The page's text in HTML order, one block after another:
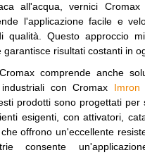
all'acqua, vernici
l'applicazione facile e
qualità. Questo approccio
garantisce risultati costanti in
comprende anche
con Cromax Imron
prodotti sono progettati per
esigenti, con attivatori,
offrono un'eccellente
consente